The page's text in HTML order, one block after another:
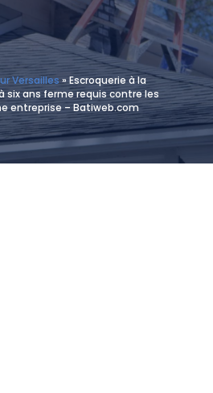
Versailles»Escroquerie à la
six ans ferme requis contre les
entreprise – Batiweb.com